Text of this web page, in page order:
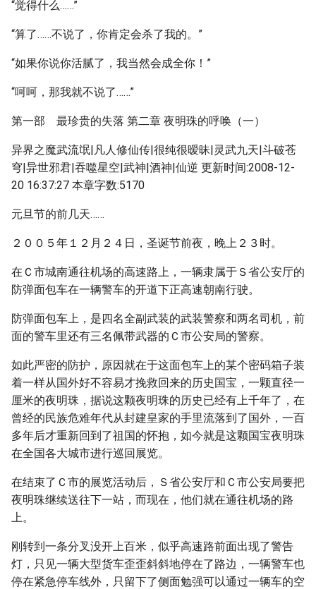
“觉得什么……”
“算了……不说了，你肯定会杀了我的。”
“如果你说你活腻了，我当然会成全你！”
“呵呵，那我就不说了……”
第一部 最珍贵的失落 第二章 夜明珠的呼唤（一）
异界之魔武流氓|凡人修仙传|很纯很暧昧|灵武九天|斗破苍
穹|异世邪君|吞噬星空|武神|酒神|仙逆 更新时间:2008-12-
20 16:37:27 本章字数:5170
元旦节的前几天……
２００５年１２月２４日，圣诞节前夜，晚上２３时。
在Ｃ市城南通往机场的高速路上，一辆隶属于Ｓ省公安厅的
防弹面包车在一辆警车的开道下正高速朝南行驶。
防弹面包车上，是四名全副武装的武装警察和两名司机，前
面的警车里还有三名佩带武器的Ｃ市公安局的警察。
如此严密的防护，原因就在于这面包车上的某个密码箱子装
着一样从国外好不容易才挽救回来的历史国宝，一颗直径一
厘米的夜明珠，据说这颗夜明珠的历史已经有上千年了，在
曾经的民族危难年代从封建皇家的手里流落到了国外，一百
多年后才重新回到了祖国的怀抱，如今就是这颗国宝夜明珠
在全国各大城市进行巡回展览。
在结束了Ｃ市的展览活动后，Ｓ省公安厅和Ｃ市公安局要把
夜明珠继续送往下一站，而现在，他们就在通往机场的路
上。
刚转到一条分叉没开上百米，似乎高速路前面出现了警告
灯，只见一辆大型货车歪歪斜斜地停在了路边，一辆警车也
停在紧急停车线外，只留下了侧面勉强可以通过一辆车的空